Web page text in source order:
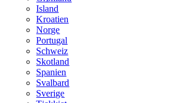
Island
Kroatien
Norge
Portugal
Schweiz
Skotland
Spanien
Svalbard
Sverige